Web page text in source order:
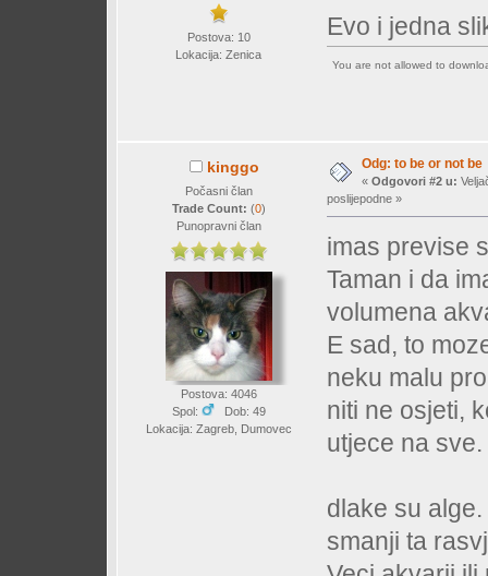
Postova: 10
Lokacija: Zenica
Evo i jedna
You are not allowed to
kinggo
Počasni član
Trade Count: (0)
Punopravni član
Postova: 4046
Spol:
Dob: 49
Lokacija: Zagreb, Dumovec
Odg: to be or not be
« Odgovori #2 u:
poslijepodne »
imas previse
Taman i da
volumena
E sad, to
neku malu
niti ne osjeti,
utjece na sve.
dlake su
smanji ta